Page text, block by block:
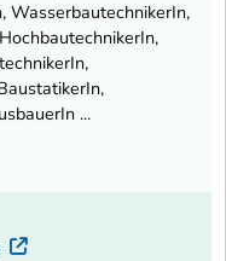
WasserbautechnikerIn,
...
Externer Link